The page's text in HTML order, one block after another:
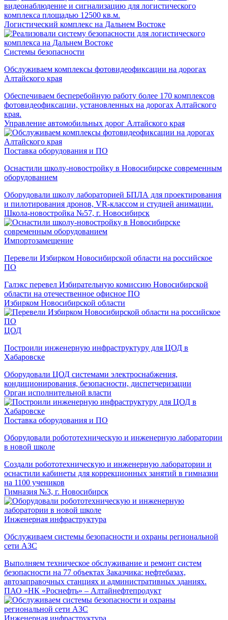
видеонаблюдение и сигнализацию для логистического
комплекса площадью 12500 кв.м.
Логистический комплекс на Дальнем Востоке
Системы безопасности
Обслуживаем комплексы фотовидеофиксации на дорогах
Алтайского края
Обеспечиваем бесперебойную работу более 170 комплексов
фотовидеофиксации, установленных на дорогах Алтайского
края.
Управление автомобильных дорог Алтайского края
Поставка оборудования и ПО
Оснастили школу-новостройку в Новосибирске современным
оборудованием
Оборудовали школу лабораторией БПЛА для проектирования
и пилотирования дронов, VR-классом и студией анимации.
Школа-новостройка №57, г. Новосибирск
Импортозамещение
Перевели Избирком Новосибирской области на российское
ПО
Галэкс перевел Избирательную комиссию Новосибирской
области на отечественное офисное ПО
Избирком Новосибирской области
ЦОД
Построили инженерную инфраструктуру для ЦОД в
Хабаровске
Оборудовали ЦОД системами электроснабжения,
кондиционирования, безопасности, диспетчеризации
Орган исполнительной власти
Поставка оборудования и ПО
Оборудовали робототехническую и инженерную лаборатории
в новой школе
Создали робототехническую и инженерную лаборатории и
оснастили кабинеты для коррекционных занятий в гимназии
на 1100 учеников
Гимназия №3, г. Новосибирск
Инженерная инфраструктура
Обслуживаем системы безопасности и охраны региональной
сети АЗС
Выполняем техническое обслуживание и ремонт систем
безопасности на 77 объектах Заказчика: нефтебазах,
автозаправочных станциях и административных зданиях.
ПАО «НК «Роснефть» – Алтайнефтепродукт